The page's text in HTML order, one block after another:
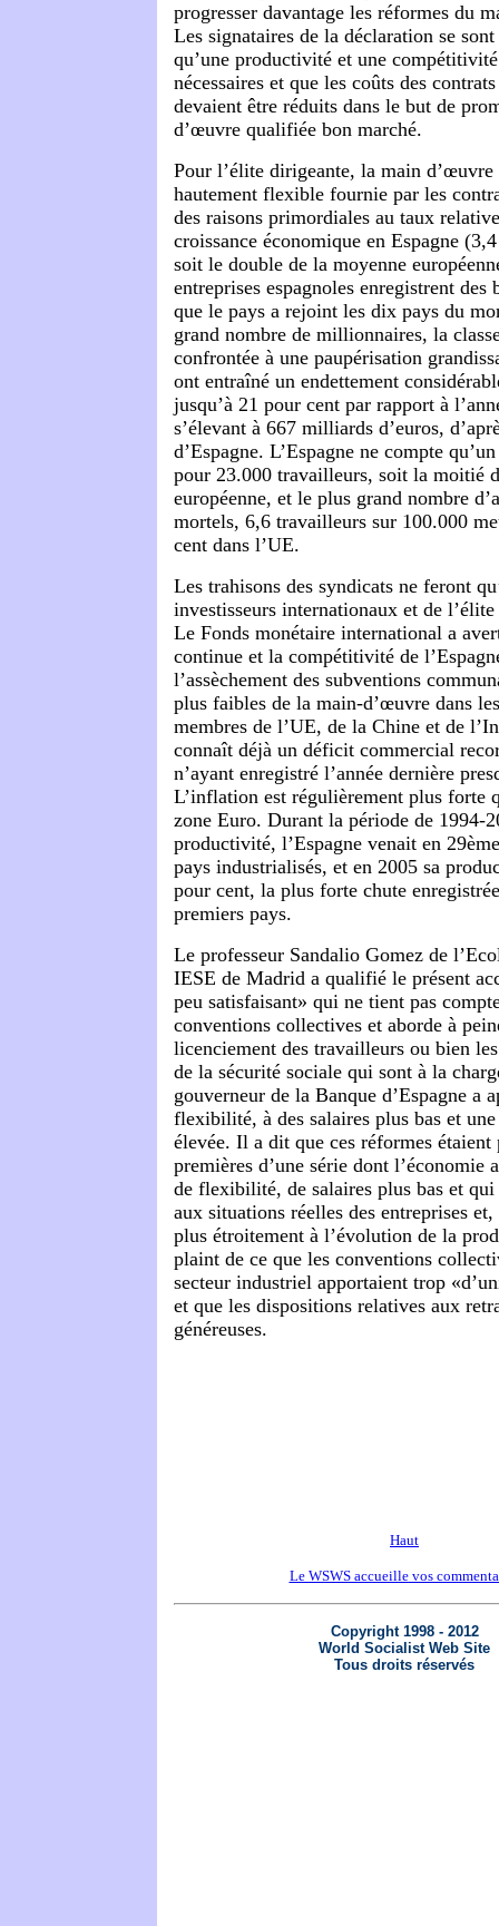
progresser davantage les réformes du
Les signataires de la déclaration se
qu’une productivité et une
nécessaires et que les coûts des
devaient être réduits dans le but de
d’œuvre qualifiée bon marché.
Pour l’élite dirigeante, la main d’œuvre
hautement flexible fournie par les
des raisons primordiales au taux
croissance économique en Espagne
soit le double de la moyenne
entreprises espagnoles enregistrent des
que le pays a rejoint les dix pays du
grand nombre de millionnaires, la
confrontée à une paupérisation
ont entraîné un endettement
jusqu’à 21 pour cent par rapport à
s’élevant à 667 milliards d’euros,
d’Espagne. L’Espagne ne compte
pour 23.000 travailleurs, soit la moitié
européenne, et le plus grand nombre
mortels, 6,6 travailleurs sur 100.000
cent dans l’UE.
Les trahisons des syndicats ne feront
investisseurs internationaux et de
Le Fonds monétaire international a
continue et la compétitivité de
l’assèchement des subventions
plus faibles de la main-d’œuvre dans
membres de l’UE, de la Chine et de
connaît déjà un déficit commercial
n’ayant enregistré l’année dernière
L’inflation est régulièrement plus forte
zone Euro. Durant la période de 1994-
productivité, l’Espagne venait en
pays industrialisés, et en 2005 sa
pour cent, la plus forte chute
premiers pays.
Le professeur Sandalio Gomez de
IESE de Madrid a qualifié le présent
peu satisfaisant» qui ne tient pas
conventions collectives et aborde à
licenciement des travailleurs ou bien les
de la sécurité sociale qui sont à la
gouverneur de la Banque d’Espagne a
flexibilité, à des salaires plus bas et
élevée. Il a dit que ces réformes étaient
premières d’une série dont l’économie
de flexibilité, de salaires plus bas et
aux situations réelles des entreprises
plus étroitement à l’évolution de la
plaint de ce que les conventions
secteur industriel apportaient trop
et que les dispositions relatives aux
généreuses.
Haut
Le WSWS accueille vos
Copyright 1998 - 2012
World Socialist Web Site
Tous droits réservés